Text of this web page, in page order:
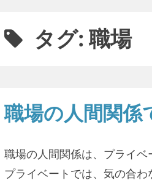
タグ:職場
職場の人間関係
職場の人間関係は、プライベ
プライベートでは、気の合